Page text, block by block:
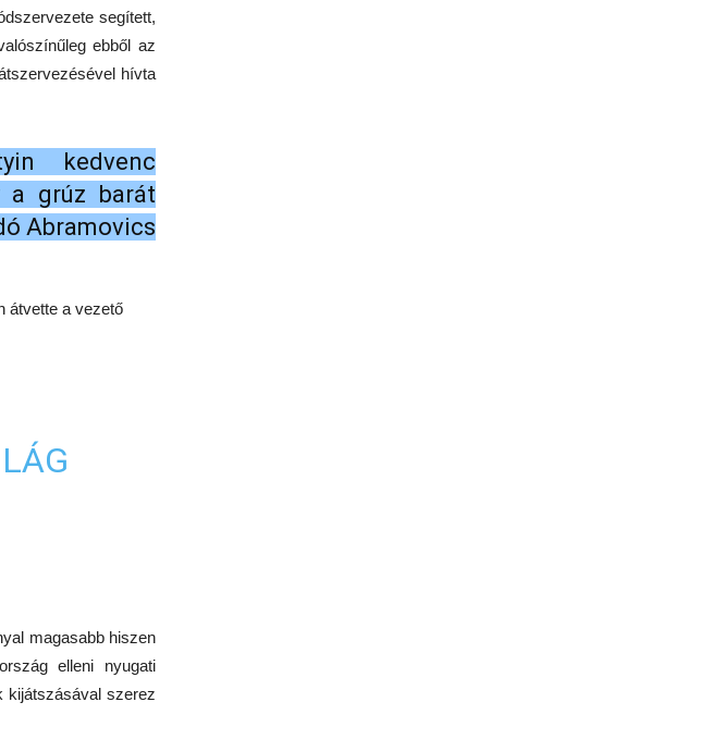
segített,
ebből az
hívta
kedvenc
a grúz barát
Abramovics
átvette a vezető
magasabb hiszen
elleni nyugati
kijátszásával szerez